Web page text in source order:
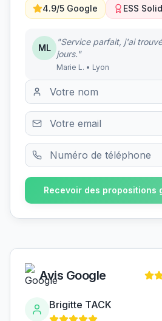
4.9/5 Google ESS
ML
"Service parfait, j'ai
jours."
Marie L. • Lyon
Recevoir des propositions
Avis Google
Brigitte TACK